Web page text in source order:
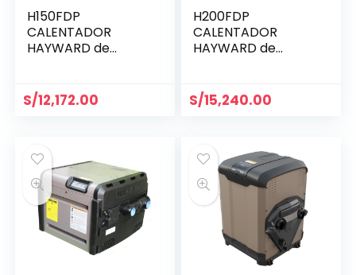
H150FDP
CALENTADOR
HAYWARD de
S/12,172.00
H200FDP
CALENTADOR
HAYWARD de
S/15,240.00